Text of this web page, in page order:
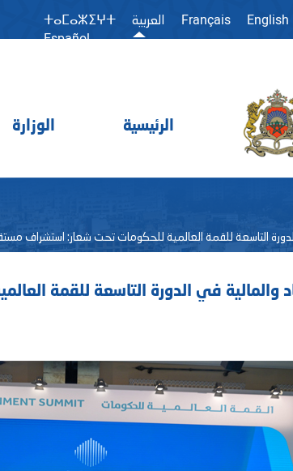
ⵜⴰⵎⴰⵣⵉⵖⵜ العربية Français
English
Español
الرئيسية الوزارة
الدورة التاسعة للقمة العالمية للحكومات تحت شعار: استشراف
والمالية في الدورة التاسعة للقمة